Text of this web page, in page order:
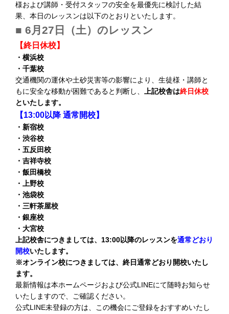
様および講師・受付スタッフの安全を最優先に検討した結
果、本日のレッスンは以下のとおりといたします。
■ 6月27日（土）のレッスン
【終日休校】
・横浜校
・千葉校
交通機関の運休や土砂災害等の影響により、生徒様・講師と
もに安全な移動が困難であると判断し、
上記校舎は終日休校
といたします。
【13:00以降 通常開校】
・新宿校
・渋谷校
・五反田校
・吉祥寺校
・飯田橋校
・上野校
・池袋校
・三軒茶屋校
・銀座校
・大宮校
上記校舎につきましては、13:00以降のレッスンを通常どおり
開校いたします。
※オンライン校につきましては、終日通常どおり開校いたし
ます。
最新情報は本ホームページおよび公式LINEにて随時お知らせ
いたしますので、ご確認ください。
公式LINE未登録の方は、この機会にご登録をおすすめいたし